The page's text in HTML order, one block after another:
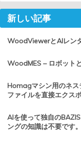
新しい記事
WoodViewerとAIレン
WoodMES – ロボット
Homagマシン用のネ
ファイルを直接エクス
AIを使って独自の
ングの知識は不要です。